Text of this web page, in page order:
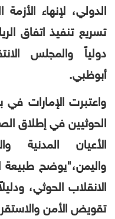
الدولي، لإنهاء
تسريع تنفيذ اتفاق
دولياً والمجلس
أبوظبي.
واعتبرت الإمارات في
الحوثيين في إطلاق
الأعيان المدنية
واليمن،"يوضح طبيعة
الانقلاب الحوثي،
تقويض الأمن